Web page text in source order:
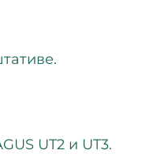
UT2 и UT3.